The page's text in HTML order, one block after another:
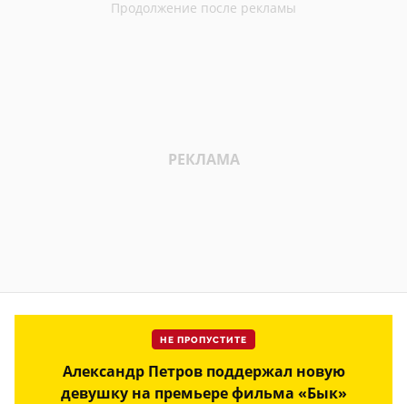
НЕ ПРОПУСТИТЕ
Александр Петров поддержал новую
девушку на премьере фильма «Бык»